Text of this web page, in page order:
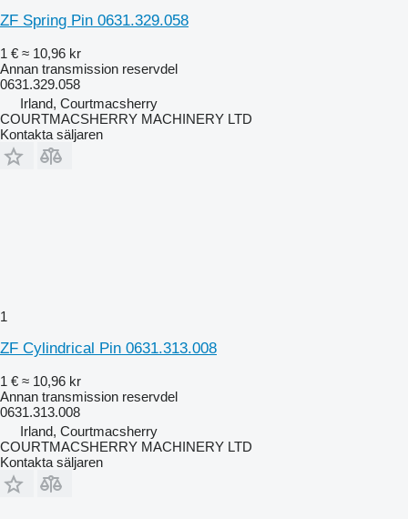
ZF Spring Pin 0631.329.058
1 € ≈ 10,96 kr
Annan transmission reservdel
0631.329.058
Irland, Courtmacsherry
COURTMACSHERRY MACHINERY LTD
Kontakta säljaren
1
ZF Cylindrical Pin 0631.313.008
1 € ≈ 10,96 kr
Annan transmission reservdel
0631.313.008
Irland, Courtmacsherry
COURTMACSHERRY MACHINERY LTD
Kontakta säljaren